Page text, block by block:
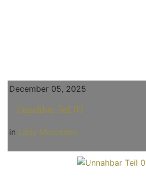
December 05, 2025
Unnahbar Teil 03
in Lady Mercedes